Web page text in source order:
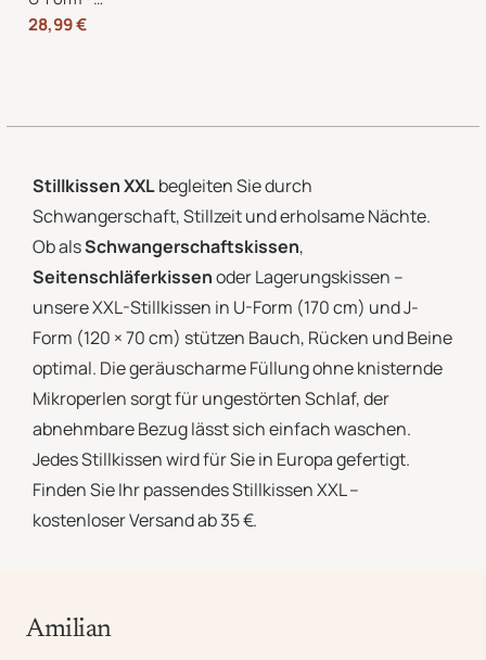
Schwangerschaftskissen,
Seitenschläferkissen und
28,99€
Stillkissen XXLbegleiten Sie durch
Schwangerschaft, Stillzeit und erholsame Nächte.
Ob alsSchwangerschaftskissen,
Seitenschläferkissenoder Lagerungskissen –
unsere XXL-Stillkissen in U-Form (170 cm) und J-
Form (120 × 70 cm) stützen Bauch, Rücken und Beine
optimal. Die geräuscharme Füllung ohne knisternde
Mikroperlen sorgt für ungestörten Schlaf, der
abnehmbare Bezug lässt sich einfach waschen.
Jedes Stillkissen wird für Sie in Europa gefertigt.
Finden Sie Ihr passendes Stillkissen XXL –
kostenloser Versand ab 35 €.
Amilian